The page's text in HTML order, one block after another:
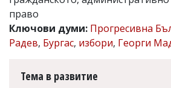
Коментарите
под
статиите
се
читателите
право
Ключови думи: Прогресивна
Радев, Бургас, избори, Георги
Тема в развитие